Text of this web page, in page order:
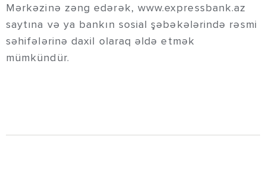
Mərkəzinə zəng edərək, www.expressbank.az
saytına və ya bankın sosial şəbəkələrində rəsmi
səhifələrinə daxil olaraq əldə etmək
mümkündür.